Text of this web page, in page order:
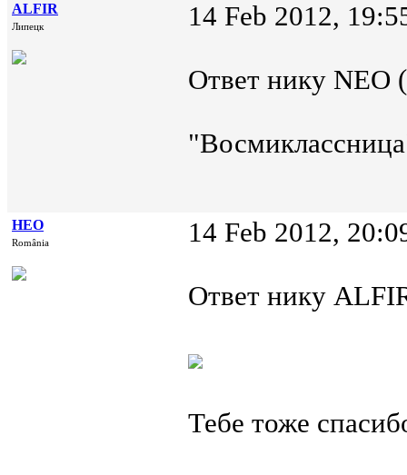
ALFIR
Липецк 14 Feb 2012,
Ответ нику
НЕО
România 14 Feb 2012,
Ответ нику
Тебе тоже